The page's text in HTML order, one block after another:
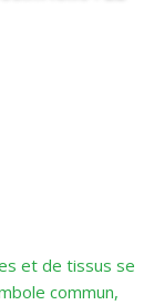
et de tissus se
commun,